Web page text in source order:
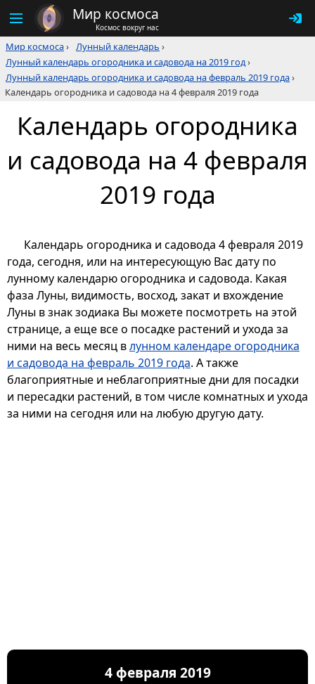
Мир космоса
Космос вокруг нас
Мир космоса› Лунный календарь ›
Лунный календарь огородника и садовода на 2019 год›
Лунный календарь огородника и садовода на февраль 2019 года›
Календарь огородника и садовода на 4 февраля 2019 года
Календарь огородника
и садовода на 4 февраля
2019 года
Календарь огородника и садовода 4 февраля 2019
года, сегодня, или на интересующую Вас дату по
лунному календарю огородника и садовода. Какая
фаза Луны, видимость, восход, закат и вхождение
Луны в знак зодиака Вы можете посмотреть на этой
странице, а еще все о посадке растений и ухода за
ними на весь месяц влунном календаре огородника
и садовода на февраль 2019 года. А также
благоприятные и неблагоприятные дни для посадки
и пересадки растений, в том числе комнатных и ухода
за ними на сегодня или на любую другую дату.
4 февраля 2019